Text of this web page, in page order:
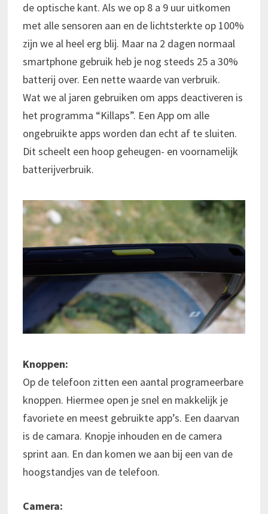
de optische kant. Als we op 8 a 9 uur uitkomen
met alle sensoren aan en de lichtsterkte op 100%
zijn we al heel erg blij. Maar na 2 dagen normaal
smartphone gebruik heb je nog steeds 25 a 30%
batterij over. Een nette waarde van verbruik.
Wat we al jaren gebruiken om apps deactiveren is
het programma “Killaps”. Een App om alle
ongebruikte apps worden dan echt af te sluiten.
Dit scheelt een hoop geheugen- en voornamelijk
batterijverbruik.
Knoppen:
Op de telefoon zitten een aantal programeerbare
knoppen. Hiermee open je snel en makkelijk je
favoriete en meest gebruikte app’s. Een daarvan
is de camara. Knopje inhouden en de camera
sprint aan. En dan komen we aan bij een van de
hoogstandjes van de telefoon.
Camera: